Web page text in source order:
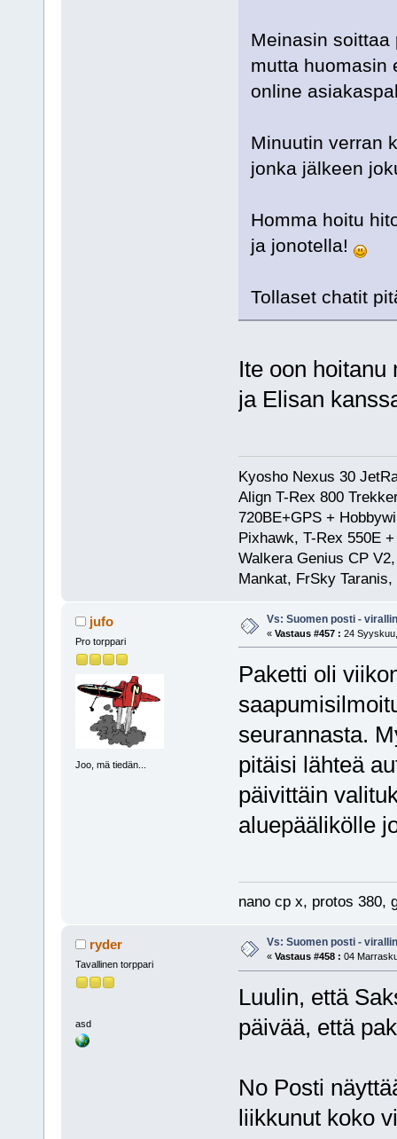
Meinasin soittaa
mutta huomasin
online
Minuutin verran
jonka jälkeen
Homma hoitu
ja jonotella!
Tollaset chatit
Ite oon hoitanu
ja Elisan
Kyosho Nexus 30
Align T-Rex 800
720BE+GPS +
Pixhawk, T-Rex 550E
Walkera Genius CP
Mankat, FrSky
jufo
Pro torppari
Joo, mä tiedän...
Vs: Suomen posti -
« Vastaus #457 : 24
Paketti oli
seurannasta.
pitäisi lähteä
päivittäin
aluepäälikölle
nano cp x, protos 380,
ryder
Tavallinen torppari
asd
Vs: Suomen posti -
« Vastaus #458 : 04
Luulin, että
päivää, että
No Posti
liikkunut koko